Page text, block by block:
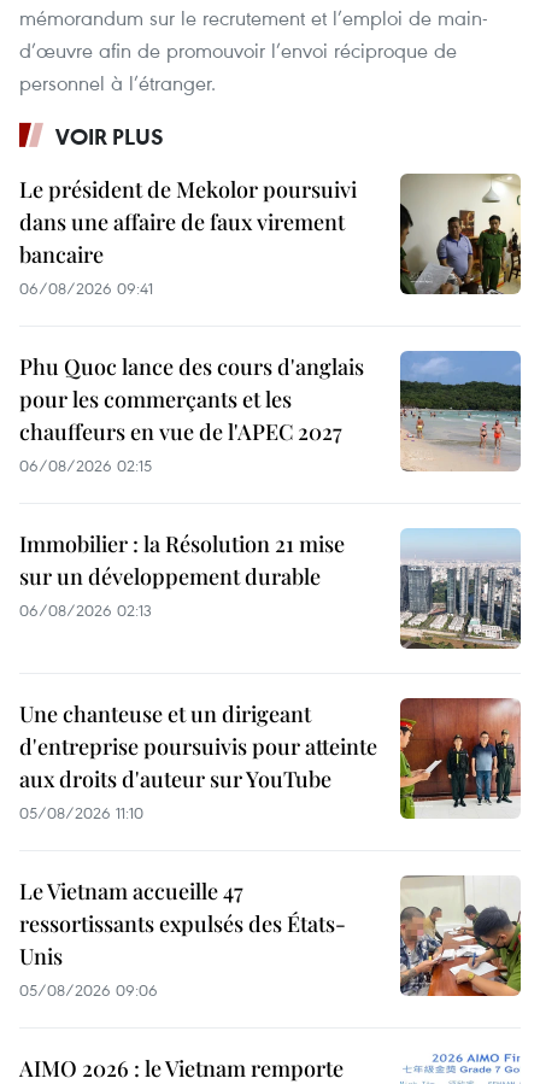
mémorandum sur le recrutement et l’​emploi de main-
d’œuvre afin de promouvoir l’envoi réciproque de
personnel à l’étranger.
VOIR PLUS
Le président de Mekolor poursuivi
dans une affaire de faux virement
bancaire
06/08/2026 09:41
Phu Quoc lance des cours d'anglais
pour les commerçants et les
chauffeurs en vue de l'APEC 2027
06/08/2026 02:15
Immobilier : la Résolution 21 mise
sur un développement durable
06/08/2026 02:13
Une chanteuse et un dirigeant
d'entreprise poursuivis pour atteinte
aux droits d'auteur sur YouTube
05/08/2026 11:10
Le Vietnam accueille 47
ressortissants expulsés des États-
Unis
05/08/2026 09:06
AIMO 2026 : le Vietnam remporte